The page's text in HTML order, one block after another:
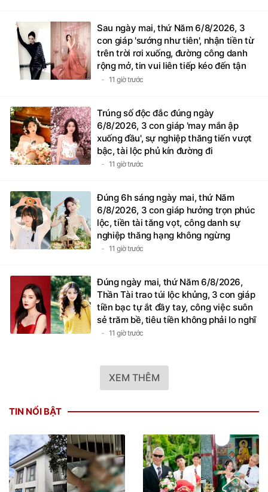
Sau ngày mai, thứ Năm 6/8/2026, 3
con giáp 'sướng như tiên', nhận tiền từ
trên trời rơi xuống, đường công danh
rộng mở, tin vui liên tiếp kéo đến tận
nhà11 giờ trước
Trúng số độc đắc đúng ngày
6/8/2026, 3 con giáp 'may mắn ập
xuống đầu', sự nghiệp thăng tiến vượt
bậc, tài lộc phủ kín đường đi
11 giờ trước
Đúng 6h sáng ngày mai, thứ Năm
6/8/2026, 3 con giáp hưởng trọn phúc
lộc, tiền tài tăng vọt, công danh sự
nghiệp thăng hạng không ngừng
11 giờ trước
Đúng ngày mai, thứ Năm 6/8/2026,
Thần Tài trao túi lộc khủng, 3 con giáp
tiền bạc tự ắt đầy tay, công việc suôn
sẻ trăm bề, tiêu tiền không phải lo nghĩ
11 giờ trước
XEM THÊM
TIN NỔI BẬT